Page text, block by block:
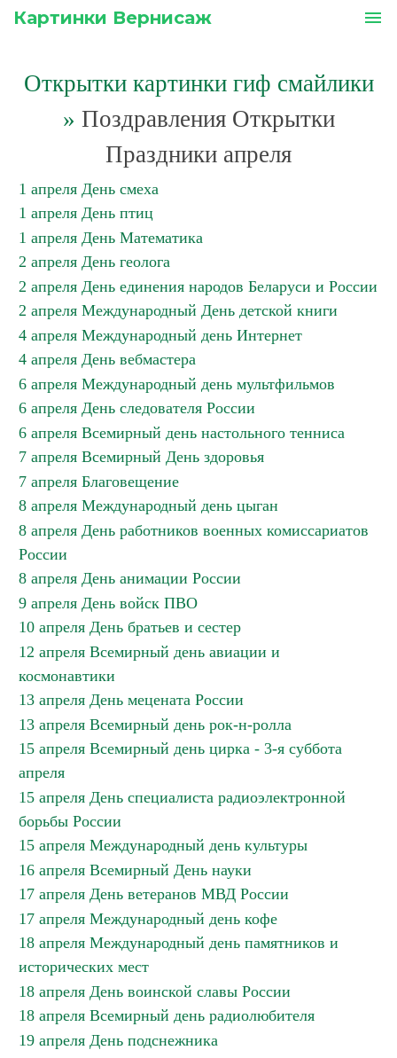
Картинки Вернисаж menu
Открытки картинки гиф смайлики
» Поздравления Открытки
Праздники апреля
1 апреля День смеха
1 апреля День птиц
1 апреля День Математика
2 апреля День геолога
2 апреля День единения народов Беларуси и России
2 апреля Международный День детской книги
4 апреля Международный день Интернет
4 апреля День вебмастера
6 апреля Международный день мультфильмов
6 апреля День следователя России
6 апреля Всемирный день настольного тенниса
7 апреля Всемирный День здоровья
7 апреля Благовещение
8 апреля Международный день цыган
8 апреля День работников военных комиссариатов
России
8 апреля День анимации России
9 апреля День войск ПВО
10 апреля День братьев и сестер
12 апреля Всемирный день авиации и
космонавтики
13 апреля День мецената России
13 апреля Всемирный день рок-н-ролла
15 апреля Всемирный день цирка - 3-я суббота
апреля
15 апреля День специалиста радиоэлектронной
борьбы России
15 апреля Международный день культуры
16 апреля Всемирный День науки
17 апреля День ветеранов МВД России
17 апреля Международный день кофе
18 апреля Международный день памятников и
исторических мест
18 апреля День воинской славы России
18 апреля Всемирный день радиолюбителя
19 апреля День подснежника